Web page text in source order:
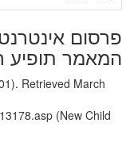
פרסום
המאמר תופיע
Retrieved March
(New Child